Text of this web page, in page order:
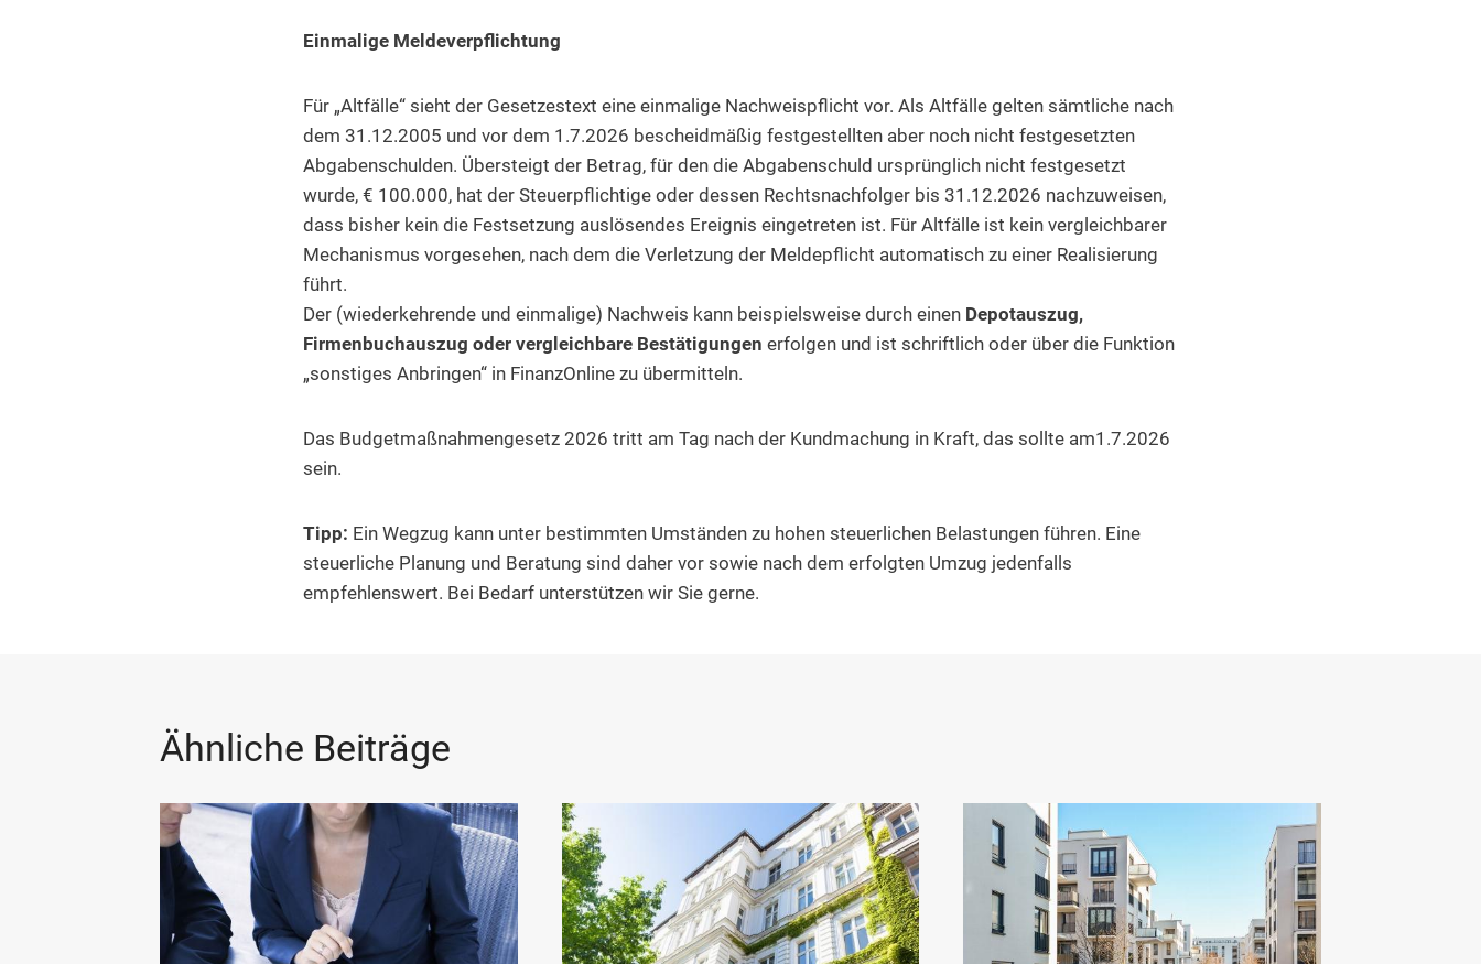
Einmalige Meldeverpflichtung
Für „Altfälle“ sieht der Gesetzestext eine einmalige Nachweispflicht vor. Als Altfälle gelten sämtliche nach
dem 31.12.2005 und vor dem 1.7.2026 bescheidmäßig festgestellten aber noch nicht festgesetzten
Abgabenschulden. Übersteigt der Betrag, für den die Abgabenschuld ursprünglich nicht festgesetzt
wurde, € 100.000, hat der Steuerpflichtige oder dessen Rechtsnachfolger bis 31.12.2026 nachzuweisen,
dass bisher kein die Festsetzung auslösendes Ereignis eingetreten ist. Für Altfälle ist kein vergleichbarer
Mechanismus vorgesehen, nach dem die Verletzung der Meldepflicht automatisch zu einer Realisierung
führt.
Der (wiederkehrende und einmalige) Nachweis kann beispielsweise durch einen Depotauszug,
Firmenbuchauszug oder vergleichbare Bestätigungen erfolgen und ist schriftlich oder über die Funktion
„sonstiges Anbringen“ in FinanzOnline zu übermitteln.
Das Budgetmaßnahmengesetz 2026 tritt am Tag nach der Kundmachung in Kraft, das sollte am1.7.2026
sein.
Tipp: Ein Wegzug kann unter bestimmten Umständen zu hohen steuerlichen Belastungen führen. Eine
steuerliche Planung und Beratung sind daher vor sowie nach dem erfolgten Umzug jedenfalls
empfehlenswert. Bei Bedarf unterstützen wir Sie gerne.
Ähnliche Beiträge